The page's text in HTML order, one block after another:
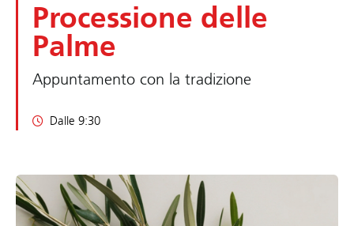
Processione delle
Palme
Appuntamento con la tradizione
Dalle 9:30